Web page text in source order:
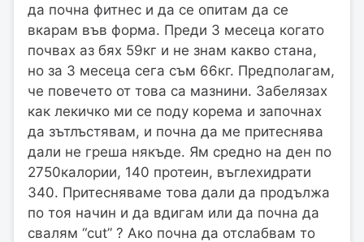
да почна фитнес и да се опитам да се
вкарам във форма. Преди 3 месеца когато
почвах аз бях 59кг и не знам какво стана,
но за 3 месеца сега съм 66кг. Предполагам,
че повечето от това са мазнини. Забелязах
как лекичко ми се поду корема и започнах
да зътлъстявам, и почна да ме притеснява
дали не греша някъде. Ям средно на ден по
2750калории, 140 протеин, въглехидрати
340. Притесняваме това дали да продължа
по тоя начин и да вдигам или да почна да
свалям “cut” ? Ако почна да отслабвам то